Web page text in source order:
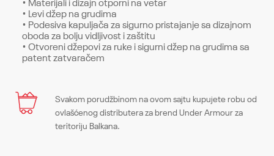
• Levi džep na grudima
• Podesiva kapuljača za sigurno pristajanje sa dizajnom
oboda za bolju vidljivost i zaštitu
• Otvoreni džepovi za ruke i sigurni džep na grudima sa
patent zatvaračem
Karakteristika
Kategorija
Ime/Nadimak
Svakom porudžbinom na ovom sajtu kupujete robu od
ovlašćenog distributera za brend Under Armour za
teritoriju Balkana.